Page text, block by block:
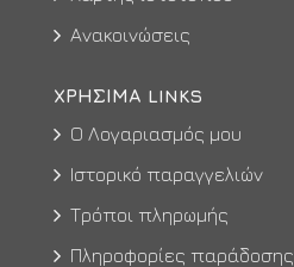
Ανακοινώσεις
ΧΡΉΣΙΜΑ LINKS
Ο Λογαριασμός μου
Ιστορικό παραγγελιών
Τρόποι πληρωμής
Πληροφορίες παράδοσης